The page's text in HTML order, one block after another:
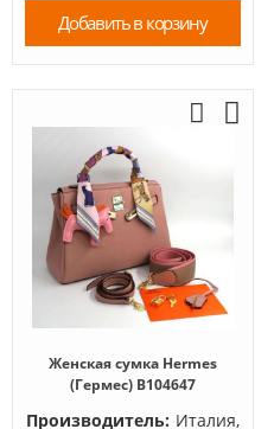
Добавить в корзину
Женская сумка Hermes
(Гермес) B104647
Производитель: Италия,